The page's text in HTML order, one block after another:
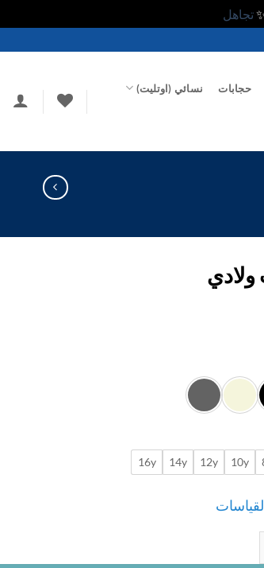
تجاهل
حجابات نسائي (اوتليت)
10y
12y
14y
16y